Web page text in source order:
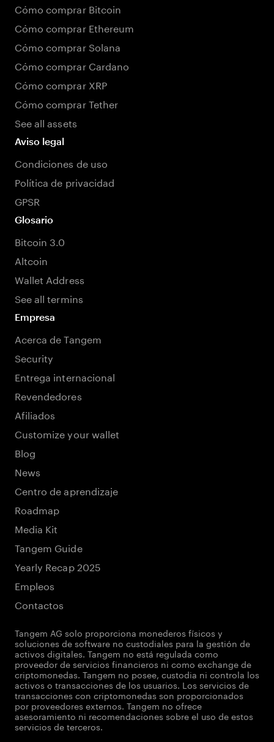
Cómo comprar Bitcoin
Cómo comprar Ethereum
Cómo comprar Solana
Cómo comprar Cardano
Cómo comprar XRP
Cómo comprar Tether
See all assets
Aviso legal
Condiciones de uso
Política de privacidad
GPSR
Glosario
Bitcoin 3.0
Altcoin
Wallet Address
See all termins
Empresa
Acerca de Tangem
Security
Entrega internacional
Revendedores
Afiliados
Customize your wallet
Blog
News
Centro de aprendizaje
Roadmap
Media Kit
Tangem Guide
Yearly Recap 2025
Empleos
Contactos
Tangem AG solo proporciona monederos físicos y
soluciones de software no custodiales para la gestión de
activos digitales. Tangem no está regulada como
proveedor de servicios financieros ni como exchange de
criptomonedas. Tangem no posee, custodia ni controla los
activos o transacciones de los usuarios. Los servicios de
transacciones con criptomonedas son proporcionados
por proveedores externos. Tangem no ofrece
asesoramiento ni recomendaciones sobre el uso de estos
servicios de terceros.